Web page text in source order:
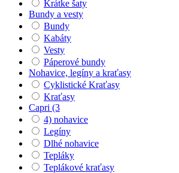
Krátke šaty
Bundy a vesty
Bundy
Kabáty
Vesty
Páperové bundy
Nohavice, legíny a kraťasy
Cyklistické Kraťasy
Kraťasy
Capri (3
4) nohavice
Legíny
Dlhé nohavice
Tepláky
Teplákové kraťasy